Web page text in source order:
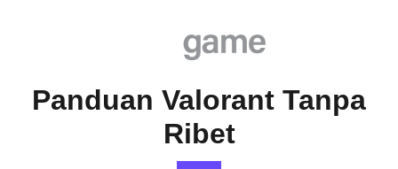
Panduan Valorant Tanpa
Ribet